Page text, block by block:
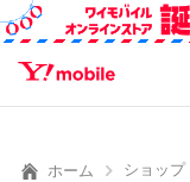
SEARCH
ホーム ショップ